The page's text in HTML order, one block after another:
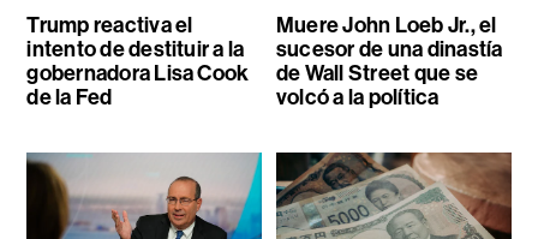
Trump reactiva el
intento de destituir a la
gobernadora Lisa Cook
de la Fed
Muere John Loeb Jr., el
sucesor de una dinastía
de Wall Street que se
volcó a la política